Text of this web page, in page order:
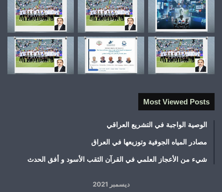
Most Viewed Posts
الوصية الواجبة في التشريع العراقي
مصادر المياه الجوفية وتوزيعها في العراق
شيء من الأعجاز العلمي في القرآن الثقب الأسود و أفق الحدث
ديسمبر 2021